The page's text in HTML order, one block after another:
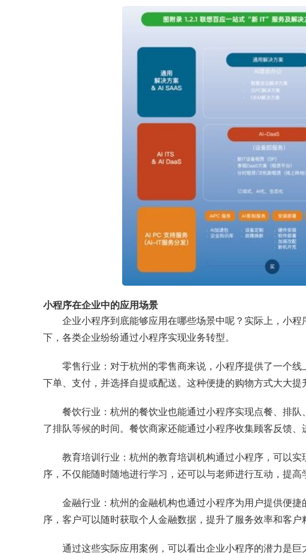
小程序在企业中的应用场景
企业小程序到底能够应用在哪些场景中呢？实际上，小
下，各类企业纷纷通过小程序实现业务转型。
零售行业：对于杭州的零售商来说，小程序提供了一个
下单、支付，并选择自提或配送。这种便捷的购物方式大大提
餐饮行业：杭州的餐饮业也能通过小程序实现点餐、排
了排队等候的时间。餐饮商家还能通过小程序收集顾客反馈、
教育培训行业：杭州的教育培训机构通过小程序，可以
序，不仅能随时随地进行学习，还可以与老师进行互动，提高
金融行业：杭州的金融机构也通过小程序为用户提供便
序，客户可以随时获取个人金融数据，提升了服务效率和客户
通过这些实际应用案例，可以看出企业小程序的潜力是